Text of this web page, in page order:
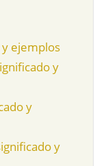
ejemplos
y
y
y